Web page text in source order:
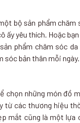
bộ sản phẩm
ấy yêu thích. Hoặc
phẩm chăm sóc
sóc bản thân mỗi ngày.
chọn những món đồ
từ các thương hiệu
mắt cũng là một